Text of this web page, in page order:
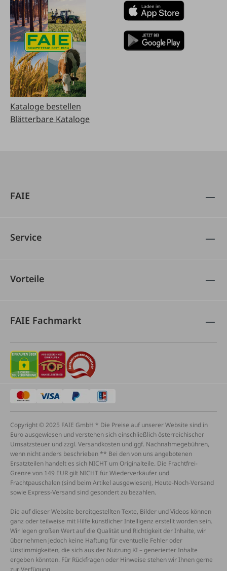
Kataloge bestellen
Blätterbare Kataloge
FAIE
Service
Vorteile
FAIE Fachmarkt
Copyright © 2025 FAIE GmbH * Die Preise auf unserer Website sind in
Euro ausgewiesen und verstehen sich einschließlich österreichischer
Umsatzsteuer und zzgl. Versandkosten und ggf. Nachnahmegebühren,
wenn nicht anders beschrieben ** Bei den von uns angebotenen
Ersatzteilen handelt es sich NICHT um Originalteile. Die Frachtfrei-
Grenze von 149 EUR gilt NICHT für Wiederverkäufer und
Frachtpauschalen (sind beim Artikel ausgewiesen), Heute-Noch-Versand
sowie Express-Versand sind gesondert zu bezahlen.
Die auf dieser Website bereitgestellten Texte, Bilder und Videos können
ganz oder teilweise mit Hilfe künstlicher Intelligenz erstellt worden sein.
Wir legen großen Wert auf die Qualität und Richtigkeit der Inhalte, wir
übernehmen jedoch keine Haftung für eventuelle Fehler oder
Unstimmigkeiten, die sich aus der Nutzung KI – generierter Inhalte
ergeben könnten. Für Rückfragen oder Hinweise stehen wir Ihnen gerne
zur Verfügung